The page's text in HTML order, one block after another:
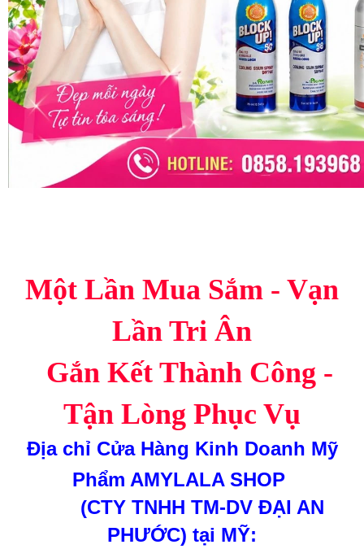
Một Lần Mua Sắm - Vạn
Lần Tri Ân
Gắn Kết Thành Công -
Tận Lòng Phục Vụ
Địa chỉ Cửa Hàng Kinh Doanh Mỹ
Phẩm AMYLALA SHOP
(CTY TNHH TM-DV ĐẠI AN
PHƯỚC) tại MỸ: